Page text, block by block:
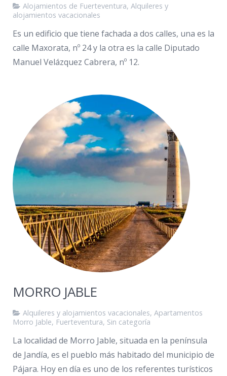
Alojamientos de Fuerteventura, Alquileres y
alojamientos vacacionales
Es un edificio que tiene fachada a dos calles, una es la
calle Maxorata, nº 24 y la otra es la calle Diputado
Manuel Velázquez Cabrera, nº 12.
MORRO JABLE
Alquileres y alojamientos vacacionales, Apartamentos
Morro Jable, Fuerteventura, Sin categoría
La localidad de Morro Jable, situada en la península
de Jandía, es el pueblo más habitado del municipio de
Pájara. Hoy en día es uno de los referentes turísticos